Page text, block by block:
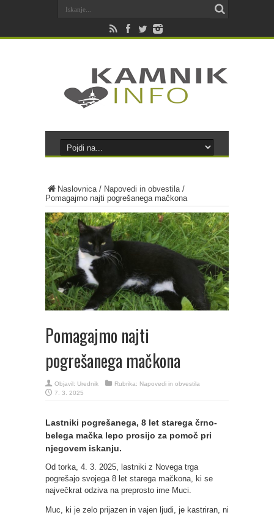
Naslovnica/ Napovedi in obvestila/
Pomagajmo najti pogrešanega mačkona
Pomagajmo najti
pogrešanega mačkona
Objavil: Urednik Rubrika: Napovedi in obvestila
7. 3. 2025
Lastniki pogrešanega, 8 let starega črno-
belega mačka lepo prosijo za pomoč pri
njegovem iskanju.
Od torka, 4. 3. 2025, lastniki z Novega trga
pogrešajo svojega 8 let starega mačkona, ki se
največkrat odziva na preprosto ime Muci.
Muc, ki je zelo prijazen in vajen ljudi, je kastriran, ni